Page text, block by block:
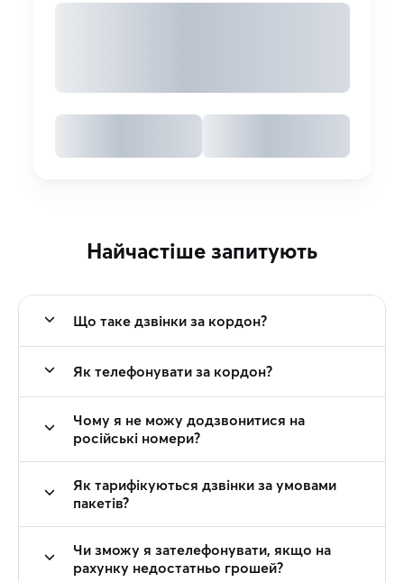
Найчастіше запитують
Що таке дзвінки за кордон?
Як телефонувати за кордон?
Чому я не можу додзвонитися на
російські номери?
Як тарифікуються дзвінки за умовами
пакетів?
Чи зможу я зателефонувати, якщо на
рахунку недостатньо грошей?